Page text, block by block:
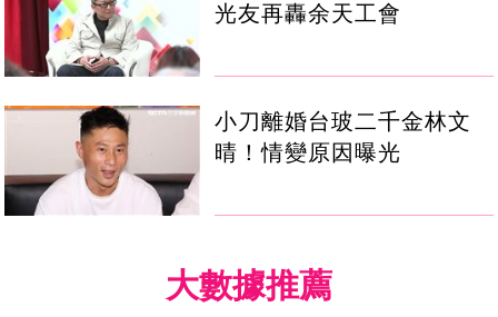
光友再轟余天工會
小刀離婚台玻二千金林文
晴！情變原因曝光
大數據推薦